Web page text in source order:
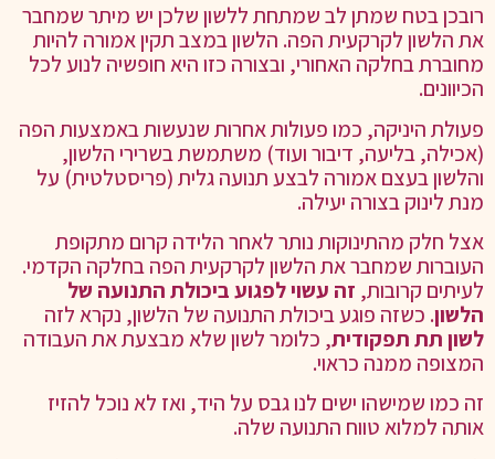
רובכן בטח שמתן לב שמתחת ללשון שלכן יש מיתר שמחבר
את הלשון לקרקעית הפה. הלשון במצב תקין אמורה להיות
מחוברת בחלקה האחורי, ובצורה כזו היא חופשיה לנוע לכל
הכיוונים.
פעולת היניקה, כמו פעולות אחרות שנעשות באמצעות הפה
(אכילה, בליעה, דיבור ועוד) משתמשת בשרירי הלשון,
והלשון בעצם אמורה לבצע תנועה גלית (פריסטלטית) על
מנת לינוק בצורה יעילה.
אצל חלק מהתינוקות נותר לאחר הלידה קרום מתקופת
העוברות שמחבר את הלשון לקרקעית הפה בחלקה הקדמי.
לעיתים קרובות, זה עשוי לפגוע ביכולת התנועה של
הלשון. כשזה פוגע ביכולת התנועה של הלשון, נקרא לזה
לשון תת תפקודית, כלומר לשון שלא מבצעת את העבודה
המצופה ממנה כראוי.
זה כמו שמישהו ישים לנו גבס על היד, ואז לא נוכל להזיז
אותה למלוא טווח התנועה שלה.